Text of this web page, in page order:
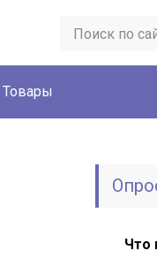
Товары
Что